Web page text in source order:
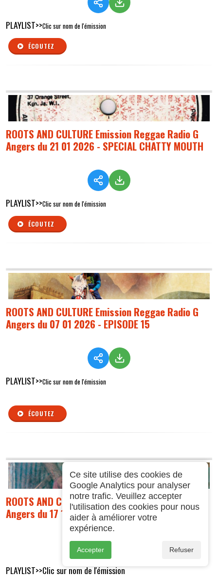
PLAYLIST>>Clic sur nom de l'émission
ÉCOUTEZ
ROOTS AND CULTURE Emission Reggae Radio G
Angers du 21 01 2026 - SPECIAL CHATTY MOUTH
PLAYLIST>>Clic sur nom de l'émission
ÉCOUTEZ
ROOTS AND CULTURE Emission Reggae Radio G
Angers du 07 01 2026 - EPISODE 15
PLAYLIST>>Clic sur nom de l'émission
ÉCOUTEZ
ROOTS AND CULTURE : Emission Reggae Radio G
Angers du 17 12 2025 - EPIDODE 14
PLAYLIST>>Clic sur nom de l'émission
Ce site utilise des cookies de
Google Analytics pour analyser
notre trafic. Veuillez accepter
l'utilisation des cookies pour nous
aider à améliorer votre
expérience.
Accepter Refuser